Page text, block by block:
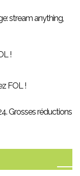
stream anything,
!
FOL !
Grosses réductions